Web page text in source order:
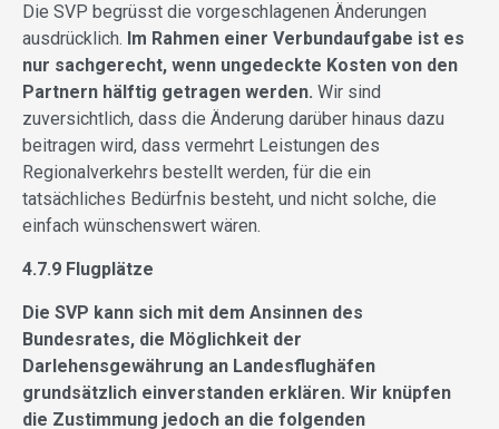
Die SVP begrüsst die vorgeschlagenen Änderungen
ausdrücklich. Im Rahmen einer Verbundaufgabe ist es
nur sachgerecht, wenn ungedeckte Kosten von den
Partnern hälftig getragen werden. Wir sind
zuversichtlich, dass die Änderung darüber hinaus dazu
beitragen wird, dass vermehrt Leistungen des
Regionalverkehrs bestellt werden, für die ein
tatsächliches Bedürfnis besteht, und nicht solche, die
einfach wünschenswert wären.
4.7.9 Flugplätze
Die SVP kann sich mit dem Ansinnen des
Bundesrates, die Möglichkeit der
Darlehensgewährung an Landesflughäfen
grundsätzlich einverstanden erklären. Wir knüpfen
die Zustimmung jedoch an die folgenden